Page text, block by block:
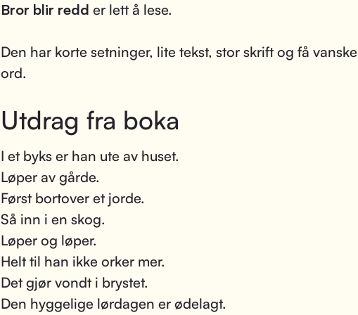
Bror blir redd er lett å lese.
Den har korte setninger, lite tekst, stor skrift og få
ord.
Utdrag fra boka
I et byks er han ute av huset.
Løper av gårde.
Først bortover et jorde.
Så inn i en skog.
Løper og løper.
Helt til han ikke orker mer.
Det gjør vondt i brystet.
Den hyggelige lørdagen er ødelagt.